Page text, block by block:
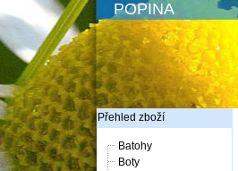
POPINA
Přehled zboží
Batohy
Boty